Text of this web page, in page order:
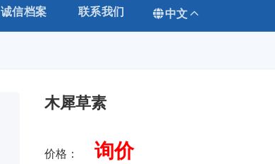
诚信档案 联系我们 中文
木犀草素
价格： 询价